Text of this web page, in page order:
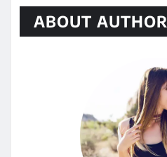
ABOUT AUTHOR